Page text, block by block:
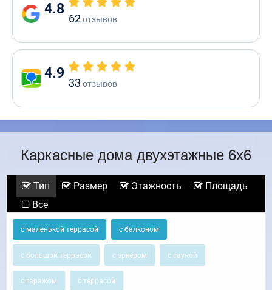
4.8
62отзывов
4.9
33 отзывов
Каркасные дома двухэтажные 6х6
Тип Размер Этажность
Площадь
Все
с маленькой террасой с балконом
с большой террасой с эркером с сауной
с гаражом с террасой